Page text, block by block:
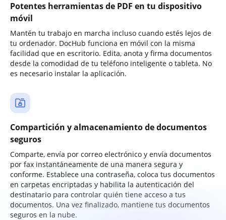
Potentes herramientas de PDF en tu dispositivo
móvil
Mantén tu trabajo en marcha incluso cuando estés lejos de
tu ordenador. DocHub funciona en móvil con la misma
facilidad que en escritorio. Edita, anota y firma documentos
desde la comodidad de tu teléfono inteligente o tableta. No
es necesario instalar la aplicación.
Compartición y almacenamiento de documentos
seguros
Comparte, envía por correo electrónico y envía documentos
por fax instantáneamente de una manera segura y
conforme. Establece una contraseña, coloca tus documentos
en carpetas encriptadas y habilita la autenticación del
destinatario para controlar quién tiene acceso a tus
documentos. Una vez finalizado, mantiene tus documentos
seguros en la nube.